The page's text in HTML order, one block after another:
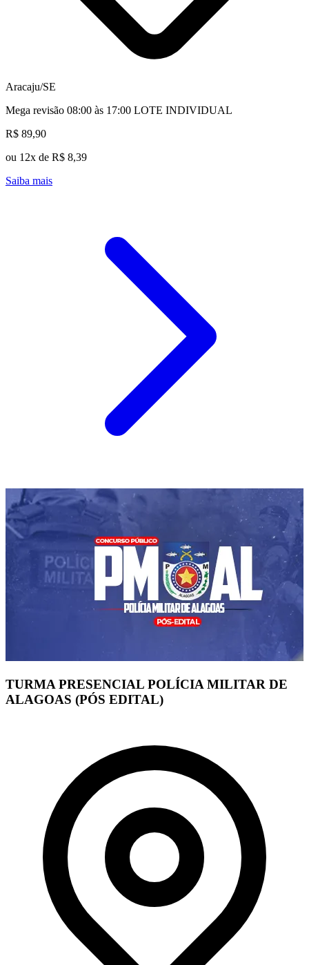
Aracaju/SE
Mega revisão 08:00 às 17:00 LOTE INDIVIDUAL
R$ 89,90
ou 12x de R$ 8,39
Saiba mais
TURMA PRESENCIAL POLÍCIA MILITAR DE
ALAGOAS (PÓS EDITAL)